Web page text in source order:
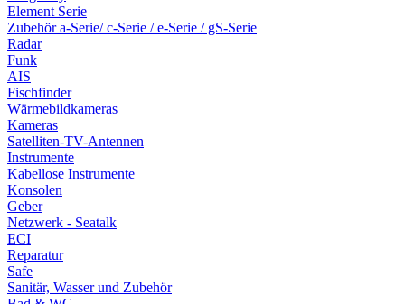
Element Serie
Zubehör a-Serie/ c-Serie / e-Serie / gS-Serie
Radar
Funk
AIS
Fischfinder
Wärmebildkameras
Kameras
Satelliten-TV-Antennen
Instrumente
Kabellose Instrumente
Konsolen
Geber
Netzwerk - Seatalk
ECI
Reparatur
Safe
Sanitär, Wasser und Zubehör